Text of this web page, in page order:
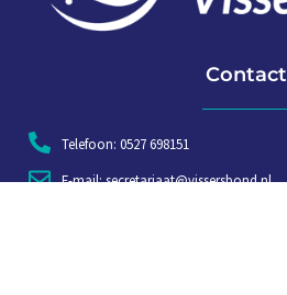
Contact
Telefoon: 0527 698151
E-mail: secretariaat@vissersbond.nl